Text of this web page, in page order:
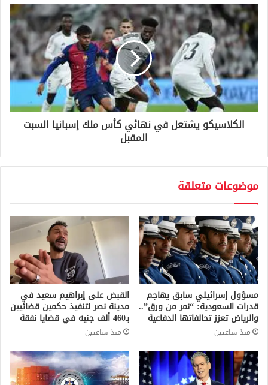
الكلاسيكو يشتعل في نهائي كأس ملك إسبانيا السبت
المقبل
موضوعات متعلقة
مسؤول إسرائيلي سابق يهاجم
قدرات السعودية: “نمر من ورق”..
والرياض تعزز تحالفاتها الدفاعية
منذ ساعتين
القبض على إبراهيم سعيد في
مدينة نصر لتنفيذ حكمين قضائيين
بـ460 ألف جنيه في قضايا نفقة
منذ ساعتين